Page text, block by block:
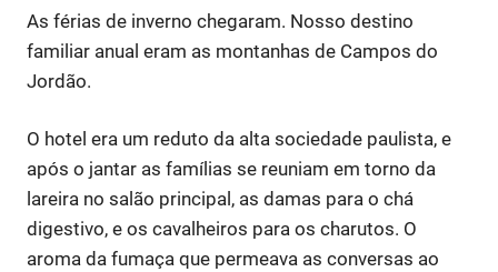
As férias de inverno chegaram. Nosso destino
familiar anual eram as montanhas de Campos do
Jordão.
O hotel era um reduto da alta sociedade paulista, e
após o jantar as famílias se reuniam em torno da
lareira no salão principal, as damas para o chá
digestivo, e os cavalheiros para os charutos. O
aroma da fumaça que permeava as conversas ao